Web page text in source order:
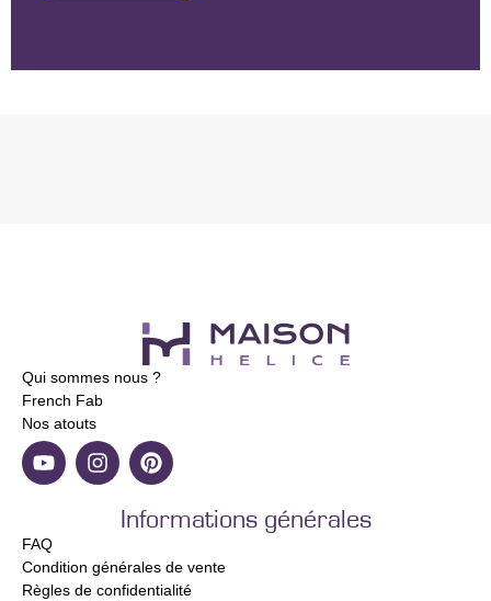
Qui sommes nous ?
French Fab
Nos atouts
Informations générales
FAQ
Condition générales de vente
Règles de confidentialité